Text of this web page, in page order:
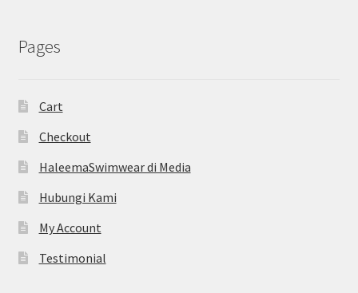
Pages
Cart
Checkout
HaleemaSwimwear di Media
Hubungi Kami
My Account
Testimonial